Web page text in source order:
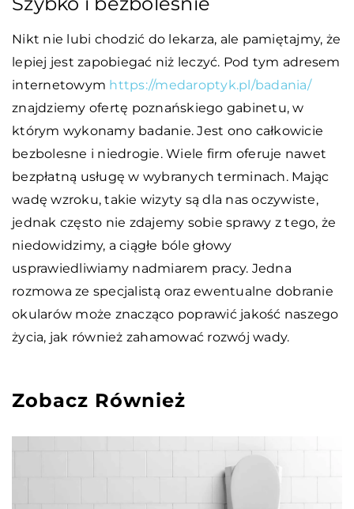
Nikt nie lubi chodzić do lekarza, ale pamiętajmy, że
lepiej jest zapobiegać niż leczyć. Pod tym adresem
internetowym https://medaroptyk.pl/badania/
znajdziemy ofertę poznańskiego gabinetu, w
którym wykonamy badanie. Jest ono całkowicie
bezbolesne i niedrogie. Wiele firm oferuje nawet
bezpłatną usługę w wybranych terminach. Mając
wadę wzroku, takie wizyty są dla nas oczywiste,
jednak często nie zdajemy sobie sprawy z tego, że
niedowidzimy, a ciągłe bóle głowy
usprawiedliwiamy nadmiarem pracy. Jedna
rozmowa ze specjalistą oraz ewentualne dobranie
okularów może znacząco poprawić jakość naszego
życia, jak również zahamować rozwój wady.
Zobacz Również